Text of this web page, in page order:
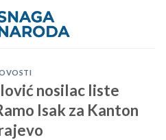
nosilac liste
Isak za Kanton